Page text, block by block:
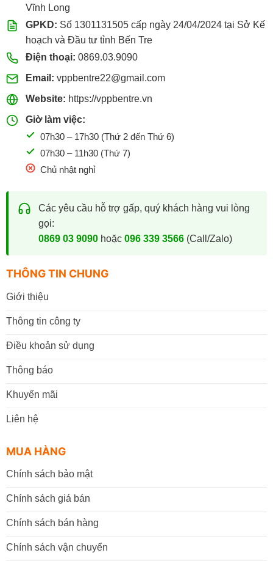
Vĩnh Long
GPKD: Số 1301131505 cấp ngày 24/04/2024 tại Sở Kế
hoạch và Đầu tư tỉnh Bến Tre
Điện thoại: 0869.03.9090
Email: vppbentre22@gmail.com
Website: https://vppbentre.vn
Giờ làm việc:
07h30 – 17h30 (Thứ 2 đến Thứ 6)
07h30 – 11h30 (Thứ 7)
Chủ nhật nghỉ
Các yêu cầu hỗ trợ gấp, quý khách hàng vui lòng
gọi:
0869 03 9090hoặc 096 339 3566(Call/Zalo)
THÔNG TIN CHUNG
Giới thiệu
Thông tin công ty
Điều khoản sử dụng
Thông báo
Khuyến mãi
Liên hệ
MUA HÀNG
Chính sách bảo mật
Chính sách giá bán
Chính sách bán hàng
Chính sách vận chuyển